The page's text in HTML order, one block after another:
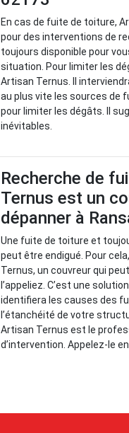
En cas de fuite de toiture,
pour des interventions de
toujours disponible pour
situation. Pour limiter les
Artisan Ternus. Il
au plus vite les sources de
pour limiter les dégâts. Il
inévitables.
Recherche de
Ternus est un
dépanner à
Une fuite de toiture et
peut être endigué. Pour
Ternus, un couvreur qui
l’appeliez. C’est une
identifiera les causes des
l’étanchéité de votre
Artisan Ternus est le
d’intervention. Appelez-le